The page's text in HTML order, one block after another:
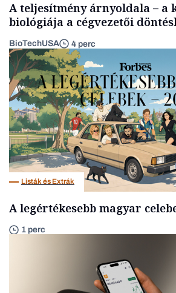
A teljesítmény árnyoldala – a
biológiája a cégvezetői
BioTechUSA 4 perc
Listák és Extrák
A legértékesebb magyar
1 perc